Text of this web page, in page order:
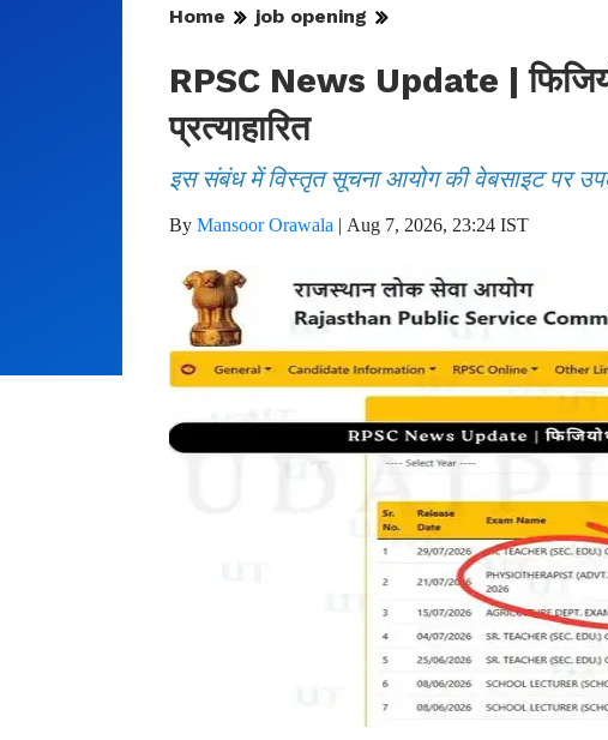
Home job opening
RPSC News Update |
प्रत्याहारित
इस संबंध में विस्तृत सूचना आयोग की वेबसाइट पर
By Mansoor Orawala | Aug 7, 2026, 23:24 IST